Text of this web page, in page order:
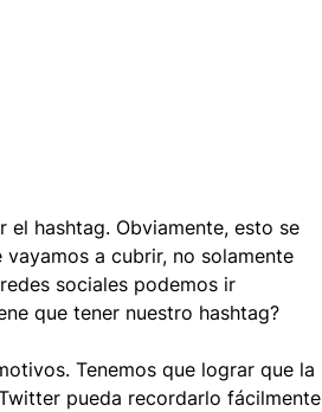
el hashtag. Obviamente, esto se
a cubrir, no solamente
sociales podemos ir
que tener nuestro hashtag?
Tenemos que lograr que la
pueda recordarlo fácilmente